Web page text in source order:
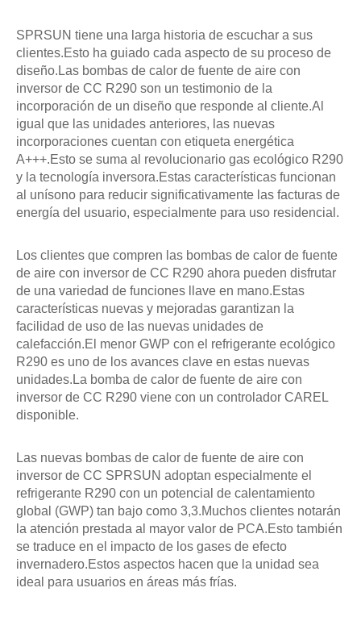
SPRSUN tiene una larga historia de escuchar a sus
clientes.Esto ha guiado cada aspecto de su proceso de
diseño.Las bombas de calor de fuente de aire con
inversor de CC R290 son un testimonio de la
incorporación de un diseño que responde al cliente.Al
igual que las unidades anteriores, las nuevas
incorporaciones cuentan con etiqueta energética
A+++.Esto se suma al revolucionario gas ecológico R290
y la tecnología inversora.Estas características funcionan
al unísono para reducir significativamente las facturas de
energía del usuario, especialmente para uso residencial.
Los clientes que compren las bombas de calor de fuente
de aire con inversor de CC R290 ahora pueden disfrutar
de una variedad de funciones llave en mano.Estas
características nuevas y mejoradas garantizan la
facilidad de uso de las nuevas unidades de
calefacción.El menor GWP con el refrigerante ecológico
R290 es uno de los avances clave en estas nuevas
unidades.La bomba de calor de fuente de aire con
inversor de CC R290 viene con un controlador CAREL
disponible.
Las nuevas bombas de calor de fuente de aire con
inversor de CC SPRSUN adoptan especialmente el
refrigerante R290 con un potencial de calentamiento
global (GWP) tan bajo como 3,3.Muchos clientes notarán
la atención prestada al mayor valor de PCA.Esto también
se traduce en el impacto de los gases de efecto
invernadero.Estos aspectos hacen que la unidad sea
ideal para usuarios en áreas más frías.